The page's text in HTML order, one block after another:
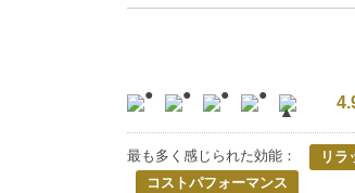
最も多く感じられた効能：
リラ
コストパフォーマンス